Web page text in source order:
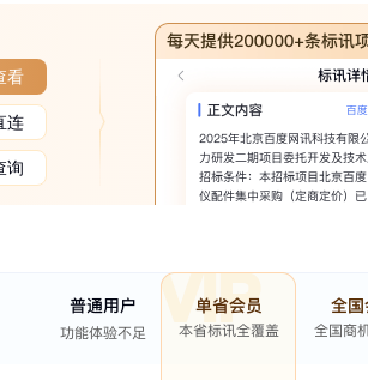
看
连
询